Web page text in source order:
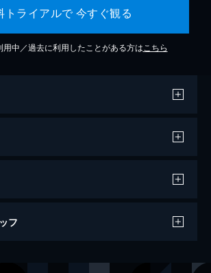
トライアルで 今すぐ観る
用中／過去に利用したことがある方は こちら
フ